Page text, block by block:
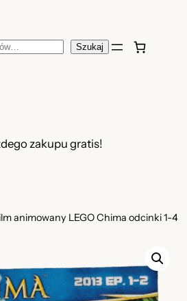
Szukaj
zakupu gratis!
animowany LEGO Chima odcinki 1-4